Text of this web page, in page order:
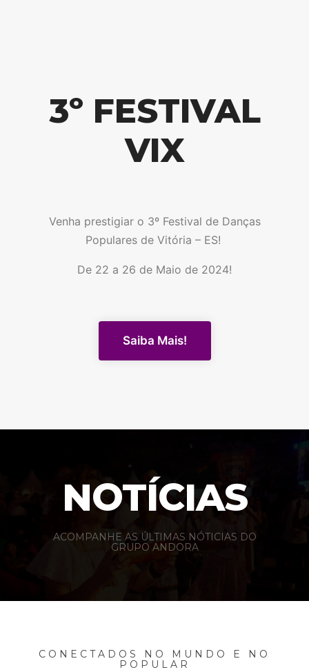
3º FESTIVAL
VIX
Venha prestigiar o 3º Festival de Danças
Populares de Vitória – ES!
De 22 a 26 de Maio de 2024!
Saiba Mais!
NOTÍCIAS
ACOMPANHE AS ÚLTIMAS NÓTICIAS DO
GRUPO ANDORA
CONECTADOS NO MUNDO E NO
POPULAR